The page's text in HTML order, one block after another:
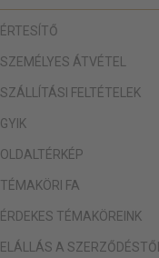
ÉRTESÍTŐ
SZEMÉLYES ÁTVÉTEL
SZÁLLÍTÁSI FELTÉTELEK
GYIK
OLDALTÉRKÉP
TÉMAKÖRI FA
ÉRDEKES TÉMAKÖREINK
ELÁLLÁS A SZERZŐDÉSTŐL